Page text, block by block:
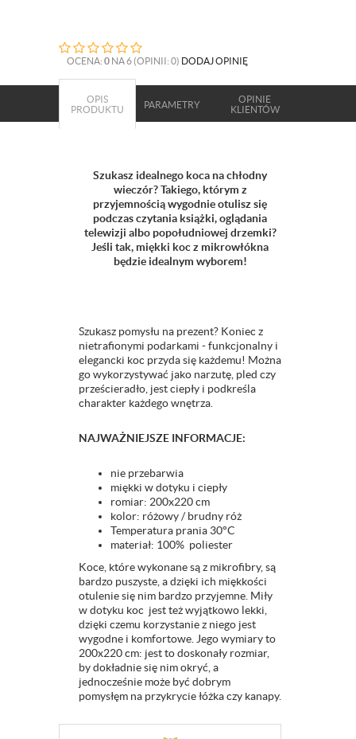
OCENA: 0 NA 6 (OPINII: 0) DODAJ OPINIĘ
OPIS
PRODUKTU
PARAMETRY
OPINIE
KLIENTÓW
Szukasz idealnego koca na chłodny
wieczór? Takiego, którym z
przyjemnością wygodnie otulisz się
podczas czytania książki, oglądania
telewizji albo popołudniowej drzemki?
Jeśli tak, miękki koc z mikrowłókna
będzie idealnym wyborem!
Szukasz pomysłu na prezent? Koniec z
nietrafionymi podarkami - funkcjonalny i
elegancki koc przyda się każdemu! Można
go wykorzystywać jako narzutę, pled czy
prześcieradło, jest ciepły i podkreśla
charakter każdego wnętrza.
NAJWAŻNIEJSZE INFORMACJE:
nie przebarwia
miękki w dotyku i ciepły
romiar: 200x220 cm
kolor: różowy / brudny róż
Temperatura prania 30°C
materiał: 100% poliester
Koce, które wykonane są z mikrofibry, są
bardzo puszyste, a dzięki ich miękkości
otulenie się nim bardzo przyjemne. Miły
w dotyku koc jest też wyjątkowo lekki,
dzięki czemu korzystanie z niego jest
wygodne i komfortowe. Jego wymiary to
200x220 cm: jest to doskonały rozmiar,
by dokładnie się nim okryć, a
jednocześnie może być dobrym
pomysłęm na przykrycie łóżka czy kanapy.